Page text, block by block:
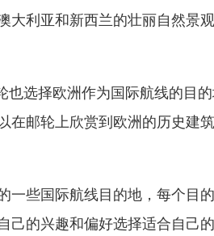
大利亚和新西兰的壮丽自然景
也选择欧洲作为国际航线的目
在邮轮上欣赏到欧洲的历史建
一些国际航线目的地，每个目
己的兴趣和偏好选择适合自己